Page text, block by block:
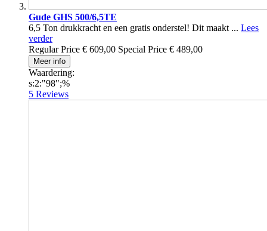
Gude GHS 500/6,5TE
6,5 Ton drukkracht en een gratis onderstel! Dit maakt ... Lees
verder
Regular Price € 609,00 Special Price € 489,00
Meer info
Waardering:
s:2:"98";%
5 Reviews